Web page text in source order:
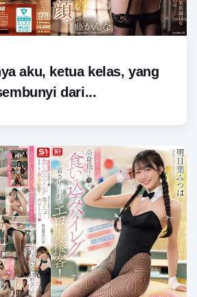
aku, ketua kelas, yang
dari...